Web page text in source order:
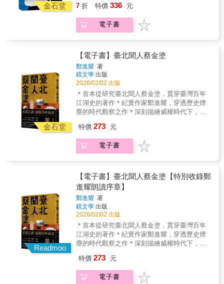
順利升空的科學家； 來自法國的神父，在花
蓮玉里為身心障礙者開設回收廠； 天生失去
雙手的女孩，在育幼院中鍛鍊出以足代手的繪
畫能力…… 歷時3年，《台灣超人》記錄了近
的生命鬥士，希望透過影像，讓人看見即使身
處黑暗，生命依然可以再次發光。紀錄片完成
後藉由群眾募資，在2024年實現院線上映的目
標，並創下台灣紀錄片票房影史前10名的佳
績，陪伴30萬觀影人次跨越生命困境！ 接續
《台灣超人》的好口碑，在2026年上映的《超
人再起》中，曲全立將鏡頭轉向7位面對「後
天」挑戰，仍不放棄的逆境勇士，他們是——
在黑暗奮力跳遠，打破亞洲紀錄的國手 氣爆
雙目失明，仍能譜出明亮之歌的音樂家…… 這
些「跌倒後還願意再走一次」的台灣超人們，
不僅以巨大的勇氣走過了生命中的逆境，更在
的人前行。透過他們的故事，我們看見了傷痕
如何轉化為力量，成就勇敢穿越黑暗、再次發
光的生命軌跡。 《傻瓜與超人•超人再起》（見
光重生紀念版）一書，為2024年出版的《傻瓜
與超人》增訂版，書中增加了四個超越自我的
生命故事。透過這些故事，或許，你會想起生
命裡那些「不知道還能不能撐下去」的漫長黑
夜，也慢慢開始相信，只要願意不斷往前，路
量覺醒的開始！本書由★金馬獎、金鐘獎平面
攝影師 李思敬 攝影★知名書法藝術家 王志揚
題字★台灣首席3D導演曲全立，用鏡頭與文字
了人生的「志業」—— 記錄在台灣各個角落
人」！ 所謂的「 台灣超人」，其實就存在你我
的四周。 他們可能是勇於面對困境、超越自我
的挑戰者，是支持家庭、溫柔而堅定的父母，
消防員。他們也是知識的拓荒者、夢想家、倡
議者，讓世界看見台灣的推手。 有些超人可能
天生就被剝奪了重要的感知、肢體，但他們在
愛中成長，學會永不放棄；他們認真執著、不
斷在生命裡創造奇蹟。他們是—— 身著「美
人腿」、在馴鷹的過程學會克服恐懼的少女；
熱愛台灣文化、揹著三太子徒步環島的法國
術家； 帶領太空團隊、期待本土自製火箭能
順利升空的科學家； 來自法國的神父，在花
蓮玉里為身心障礙者開設回收廠； 天生失去
百位克服「先天」困境（如肢體殘缺、疾病）
的生命鬥士，希望透過影像，讓人看見即使身
處黑暗，生命依然可以再次發光。紀錄片完成
後藉由群眾募資，在2024年實現院線上映的目
標，並創下台灣紀錄片票房影史前10名的佳
績，陪伴30萬觀影人次跨越生命困境！ 接續
《台灣超人》的好口碑，在2026年上映的《超
人再起》中，曲全立將鏡頭轉向7位面對「後
天」挑戰，仍不放棄的逆境勇士，他們是——
在黑暗奮力跳遠，打破亞洲紀錄的國手 氣爆
雙目失明，仍能譜出明亮之歌的音樂家…… 這
金石堂
學界的蓬勃發展。全書以「人文」與「科學」
為雙重主軸，細緻描繪他自浙江松陽縣的清寒
學子，於1949年隨校遷臺，最終成為臺灣生化
的歸國學人之一，他毅然放棄美國的優渥環
境，選擇返臺長期服務，其胸懷與奉獻精神，
堪為典範，令人景仰。書中別出心裁地蒐錄大
量與化學、生化主題相關的郵票，作為圖文佐
證與藝術點綴，使這本全彩傳記不僅是一位科
學家奮鬥歷程的記錄，更是一部兼具學術意涵
與收藏趣味的「酶學主題郵集」。潘教授一生
淡泊明志，寧靜致遠，終於葉落歸根，魂歸故
里。
7 折 特價 336 元
電子書
金石堂
【電子書】臺北聞人蔡金塗
鄭進耀 著
鏡文學 出版
2026/02/02 出版
＊首本從研究臺北聞人蔡金塗，貫穿臺灣百年
江湖史的著作＊紀實作家鄭進耀，穿透歷史煙
塵的時代觀察之作＊深刻描繪威權時代下，江
守護傳統北管軒社的血脈老派江湖，最後的仲
裁者人生橫越 日治X戰後X戒嚴足跡遍及 臺灣X
日本X中國時代浪潮中，蔡金塗與臺灣江湖百年
關鍵，也是老派江湖的最後身影。他的喪禮，
國內外政商名流、江湖人士到場悼念他的名
號，可以為歌仔戲名角楊麗花．葉青鎮場他的
故事，能看見蔣介石父子、田中角榮和辜寬敏
蔡金塗的一生，橫跨日治、戒嚴年代，他是地
方頭人、藝陣推手，也是民間社會和政權間的
重要協商者。他一生既深入臺日關係，也常仲
裁複雜的江湖事務，媒體無法定位他，只能稱
之為：「臺北聞人」。鄭進耀深度採訪、重建
蔡金塗與他前後的時代： 第一本研究臺北聞
日之間的「江湖」 動盪的時代，地方頭人擔
特價 273 元
電子書
Readmoo
【電子書】臺北聞人蔡金塗【特別收錄鄭
進耀朗讀序章】
鄭進耀 著
鏡文學 出版
2026/02/02 出版
＊首本從研究臺北聞人蔡金塗，貫穿臺灣百年
江湖史的著作＊紀實作家鄭進耀，穿透歷史煙
塵的時代觀察之作＊深刻描繪威權時代下，江
守護傳統北管軒社的血脈老派江湖，最後的仲
裁者人生橫越 日治X戰後X戒嚴足跡遍及 臺灣X
日本X中國時代浪潮中，蔡金塗與臺灣江湖百年
特價 273 元
電子書